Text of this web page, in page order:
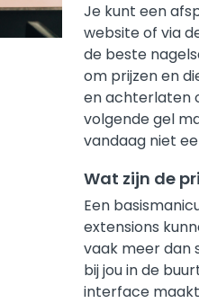
Je kunt een
website of via
de beste
om prijzen en
en achterlaten
volgende gel
vandaag niet
Wat zijn de
Een
extensions
vaak meer dan
bij jou in de
interface